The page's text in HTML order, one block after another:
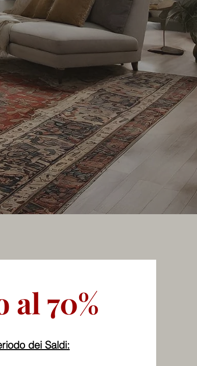
al 70%
dei Saldi: